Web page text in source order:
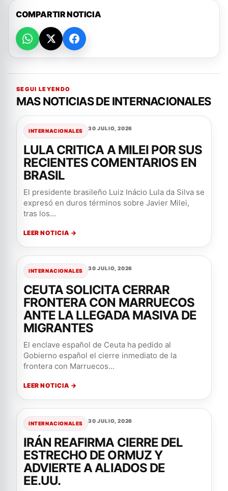
COMPARTIR NOTICIA
SEGUI LEYENDO
MAS NOTICIAS DE INTERNACIONALES
INTERNACIONALES 30 JULIO, 2026
LULA CRITICA A MILEI POR SUS
RECIENTES COMENTARIOS EN
BRASIL
El presidente brasileño Luiz Inácio Lula da Silva se
expresó en duros términos sobre Javier Milei,
tras los...
LEER NOTICIA →
INTERNACIONALES 30 JULIO, 2026
CEUTA SOLICITA CERRAR
FRONTERA CON MARRUECOS
ANTE LA LLEGADA MASIVA DE
MIGRANTES
El enclave español de Ceuta ha pedido al
Gobierno español el cierre inmediato de la
frontera con Marruecos...
LEER NOTICIA →
INTERNACIONALES 30 JULIO, 2026
IRÁN REAFIRMA CIERRE DEL
ESTRECHO DE ORMUZ Y
ADVIERTE A ALIADOS DE
EE.UU.